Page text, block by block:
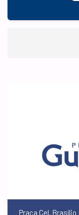
Praça Cel.